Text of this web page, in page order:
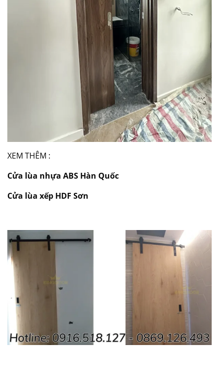
XEM THÊM :
Cửa lùa nhựa ABS Hàn Quốc
Cửa lùa xếp HDF Sơn